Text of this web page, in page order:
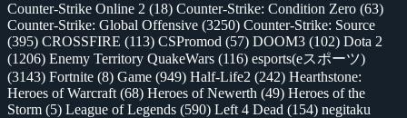
Counter-Strike Online 2 (18) Counter-Strike: Condition Zero (63)
Counter-Strike: Global Offensive (3250) Counter-Strike: Source
(395) CROSSFIRE (113) CSPromod (57) DOOM3 (102) Dota 2
(1206) Enemy Territory QuakeWars (116) esports(eスポーツ)
(3143) Fortnite (8) Game (949) Half-Life2 (242) Hearthstone:
Heroes of Warcraft (68) Heroes of Newerth (49) Heroes of the
Storm (5) League of Legends (590) Left 4 Dead (154) negitaku